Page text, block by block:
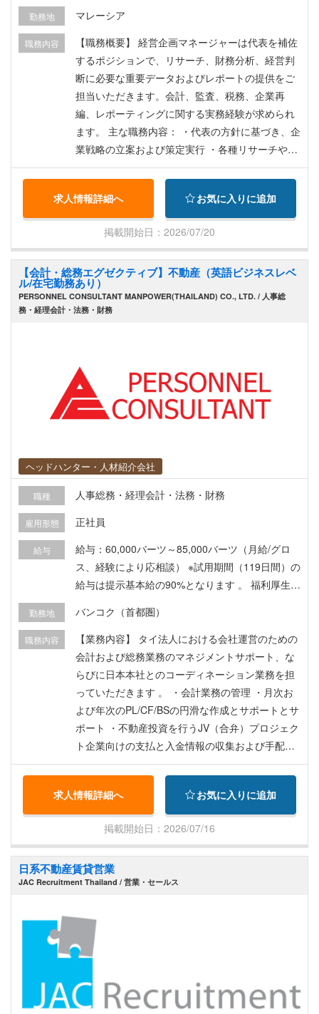
ビザ：会社負担にて申請・取得サポートあり ・家
賃補助：あり
勤務地 マレーシア
職務内容
【職務概要】 経営企画マネージャーは代表を補佐
するポジションで、リサーチ、財務分析、経営判
断に必要な重要データおよびレポートの提供をご
担当いただきます。会計、監査、税務、企業再
編、レポーティングに関する実務経験が求められ
ます。 主な職務内容： ・代表の方針に基づき、企
業戦略の立案および策定実行 ・各種リサーチや調
査を実施し、分析結果および提案を経営陣に提示
し、意思決定を支援 ・経営会議用のプレゼンテー
ション資料、会議記録、アカウンタビリティ・レ
ポートの作成
求人情報詳細へ お気に入りに追加
掲載開始日：2026/07/20
【会計・総務エグゼクティブ】不動産（英語ビジネスレベ
ル/在宅勤務あり）
PERSONNEL CONSULTANT MANPOWER(THAILAND) CO., LTD. / 人事総
務・経理会計・法務・財務
ヘッドハンター・人材紹介会社
職種 人事総務・経理会計・法務・財務
雇用形態 正社員
給与
給与：60,000バーツ～85,000バーツ（月給/グロ
ス、経験により応相談） ※試用期間（119日間）の
給与は提示基本給の90%となります 。 福利厚生：
・通勤手当 ・皆勤手当 ・定期健康診断 ※以下は試
用期間終了後に適用 ： ・プロビデントファンド
・グループ保険 ・携帯端末および通信費支給 ・語
学学習補助（年間最大 20,000バーツまで） ・自
己啓発・研修サポート（年間予算による）
勤務地 バンコク（首都圏）
職務内容
【業務内容】 タイ法人における会社運営のための
会計および総務業務のマネジメントサポート、な
らびに日本本社とのコーディネーション業務を担
っていただきます 。 ・会計業務の管理 ・月次お
よび年次のPL/CF/BSの円滑な作成とサポートとサ
ポート ・不動産投資を行うJV（合弁）プロジェク
ト企業向けの支払と入金情報の収集および手配サ
ポート ・自社および投資企業の四半期財務諸表レ
ポートの作成と日本本社への報告サポート ・ 総務
および内部監査 、契約書の管理および就業環境の
維持と管理 ・会社の公式会議（取締役会など）や
内部統制など監査に関する日本本社との調整 ・人
事活動および給与計算業務のサポート
求人情報詳細へ お気に入りに追加
掲載開始日：2026/07/16
日系不動産賃貸営業
JAC Recruitment Thailand / 営業・セールス